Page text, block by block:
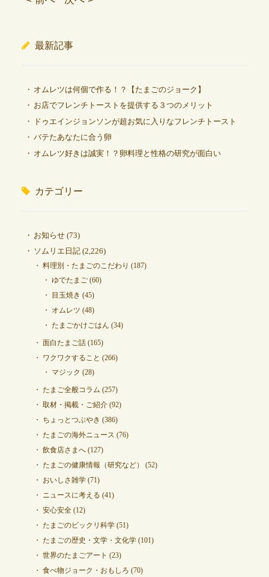
最新記事
オムレツは何個で作る！？【たまごのジョーク】
お店でフレンチトーストを提供する３つのメリット
ドゥエインジョンソンが超お気に入りなフレンチトースト
バテたあなたに合う卵
オムレツ好きは誠実！？卵料理と性格の研究が面白い
カテゴリー
お知らせ(73)
ソムリエ日記(2,226)
料理別・たまごのこだわり (187)
ゆでたまご(60)
目玉焼き (45)
オムレツ (48)
たまごかけごはん (34)
面白たまご話(165)
ワクワクすること (266)
マジック (28)
たまご全般コラム (257)
取材・掲載・ご紹介(92)
ちょっとつぶやき (386)
たまごの海外ニュース (76)
飲食店さまへ(127)
たまごの健康情報（研究など）
(52)
おいしさ雑学(71)
ニュースに考える (41)
安心安全(12)
たまごのビックリ科学(51)
たまごの歴史・文学・文化学(101)
世界のたまごアート (23)
食べ物ジョーク・おもしろ (70)